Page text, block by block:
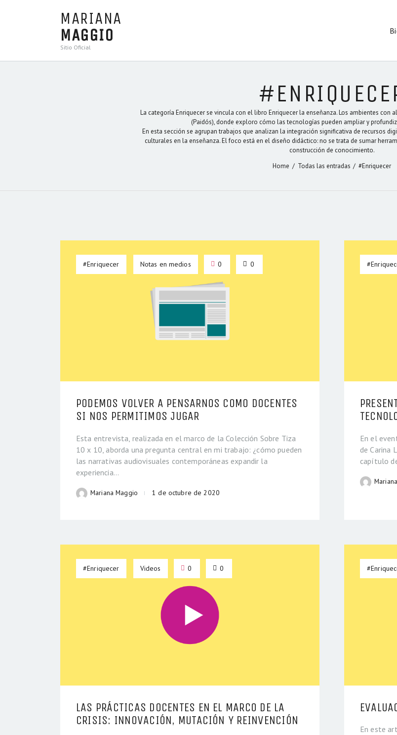
MARIANA
MAGGIO
Sitio Oficial
La categoría Enriquecer se vincula con el libro Enriquecer la enseñanza. Los ambientes
(Paidós), donde exploro cómo las tecnologías pueden ampliar y
En esta sección se agrupan trabajos que analizan la integración significativa de recursos
culturales en la enseñanza. El foco está en el diseño didáctico: no se trata de sumar
construcción de conocimiento.
Home
Todas las entradas #Enriquecer
MAGGIO
SECCIONES
CONTENIDOS
#Enriquecer Notas en medios 0 0
PODEMOS VOLVER A PENSARNOS COMO DOCENTES
SI NOS PERMITIMOS JUGAR
Esta entrevista, realizada en el marco de la Colección Sobre Tiza
10 x 10, aborda una pregunta central en mi trabajo: ¿cómo pueden
las narrativas audiovisuales contemporáneas expandir la
experiencia…
Mariana Maggio 1 de octubre de 2020
En el
de Carina
capítulo
#Enriquecer Videos 0 0
LAS PRÁCTICAS DOCENTES EN EL MARCO DE LA
CRISIS: INNOVACIÓN, MUTACIÓN Y REINVENCIÓN
En este